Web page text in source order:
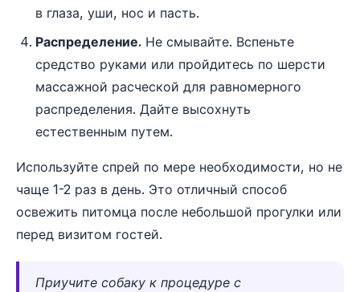
в глаза, уши, нос и пасть.
Распределение. Не смывайте. Вспеньте
средство руками или пройдитесь по шерсти
массажной расческой для равномерного
распределения. Дайте высохнуть
естественным путем.
Используйте спрей по мере необходимости, но не
чаще 1-2 раз в день. Это отличный способ
освежить питомца после небольшой прогулки или
перед визитом гостей.
Приучите собаку к процедуре с